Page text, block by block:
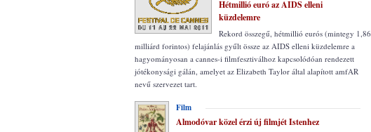
Hétmillió euró az AIDS elleni
küzdelemre
Rekord összegű, hétmillió eurós (mintegy 1,86
milliárd forintos) felajánlás gyűlt össze az AIDS elleni küzdelemre a
hagyományosan a cannes-i filmfesztiválhoz kapcsolódóan rendezett
jótékonysági gálán, amelyet az Elizabeth Taylor által alapított amfAR
nevű szervezet tart.
Film
Almodóvar közel érzi új filmjét Istenhez